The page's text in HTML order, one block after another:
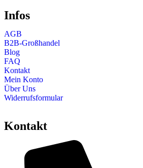
Infos
AGB
B2B-Großhandel
Blog
FAQ
Kontakt
Mein Konto
Über Uns
Widerrufsformular
Kontakt